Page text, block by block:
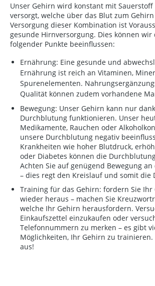
Unser Gehirn wird konstant mit
versorgt, welche über das Blut zum
Versorgung dieser Kombination ist
gesunde Hirnversorgung. Dies können wir
folgender Punkte beeinflussen:
Ernährung: Eine gesunde und
Ernährung ist reich an Vitaminen,
Spurenelementen.
Qualität können zudem vorhandene
Bewegung: Unser Gehirn kann nur
Durchblutung funktionieren. Unser
Medikamente, Rauchen oder
unsere Durchblutung negativ
Krankheiten wie hoher Blutdruck,
oder Diabetes können die
Achten Sie auf genügend Bewegung
– dies regt den Kreislauf und somit die
Training für das Gehirn: fordern Sie
wieder heraus – machen Sie
welche Ihr Gehirn herausfordern.
Einkaufszettel einzukaufen oder
Telefonnummern zu merken – es gibt
Möglichkeiten, Ihr Gehirn zu trainieren.
aus!